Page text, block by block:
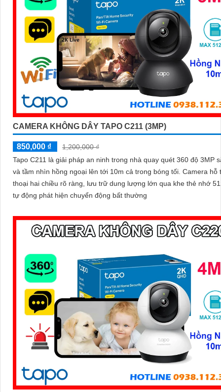
CAMERA KHÔNG DÂY TAPO C211 (3MP)
850,000 ₫
1,200,000 ₫
Tapo C211 là giải pháp an ninh trong nhà quay quét 360 độ 3MP
và tầm nhìn hồng ngoại lên tới 10m cả trong bóng tối. Camera hỗ trợ đàm
thoại hai chiều rõ ràng, lưu trữ dung lượng lớn qua khe thẻ nhớ
tự động phát hiện chuyển động bất thường